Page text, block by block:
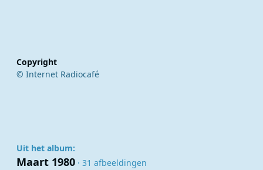
Copyright
© Internet Radiocafé
Uit het album:
Maart 1980 · 31 afbeeldingen